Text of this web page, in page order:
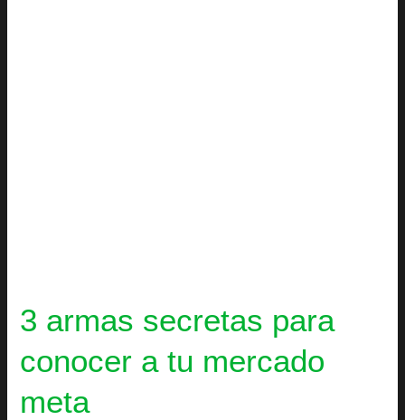
3 armas secretas para
conocer a tu mercado
meta